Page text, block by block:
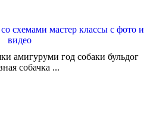
схемами мастер классы с фото и
видео
амигуруми год собаки бульдог
собачка ...